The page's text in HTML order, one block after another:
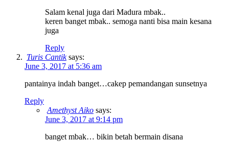
Salam kenal juga dari Madura mbak..
keren banget mbak.. semoga nanti bisa main kesana
juga
Reply
Turis Cantik says:
June 3, 2017 at 5:36 am
pantainya indah banget…cakep pemandangan sunsetnya
Reply
Amethyst Aiko says:
June 3, 2017 at 9:14 pm
banget mbak… bikin betah bermain disana